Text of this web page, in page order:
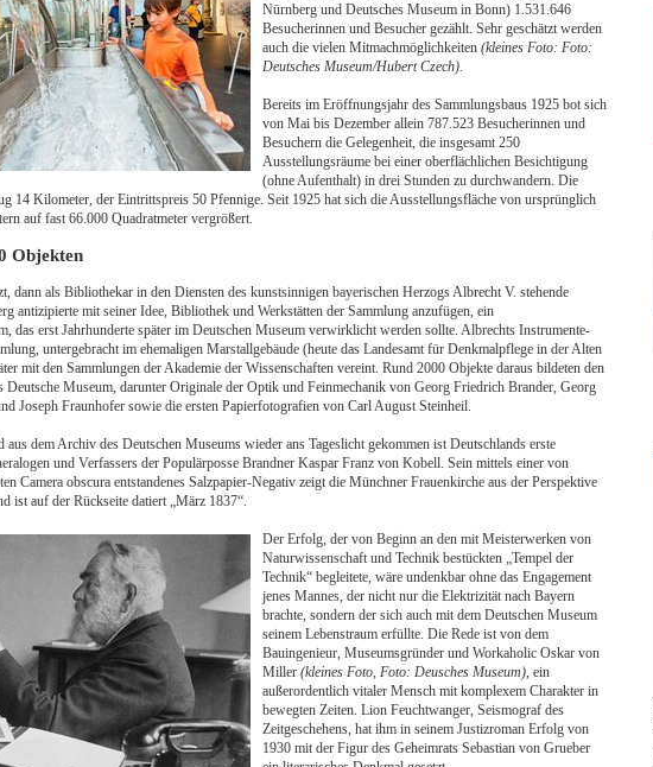
Nürnberg und Deutsches Museum in Bonn) 1.531.646
Besucherinnen und Besucher gezählt. Sehr geschätzt werden
auch die vielen Mitmachmöglichkeiten (kleines Foto: Foto:
Deutsches Museum/Hubert Czech).
Bereits im Eröffnungsjahr des Sammlungsbaus 1925 bot sich
von Mai bis Dezember allein 787.523 Besucherinnen und
Besuchern die Gelegenheit, die insgesamt 250
Ausstellungsräume bei einer oberflächlichen Besichtigung
(ohne Aufenthalt) in drei Stunden zu durchwandern. Die
14 Kilometer, der Eintrittspreis 50 Pfennige. Seit 1925 hat sich die Ausstellungsfläche von ursprünglich
auf fast 66.000 Quadratmeter vergrößert.
Objekten
dann als Bibliothekar in den Diensten des kunstsinnigen bayerischen Herzogs Albrecht V. stehende
antizipierte mit seiner Idee, Bibliothek und Werkstätten der Sammlung anzufügen, ein
das erst Jahrhunderte später im Deutschen Museum verwirklicht werden sollte. Albrechts Instrumente-
untergebracht im ehemaligen Marstallgebäude (heute das Landesamt für Denkmalpflege in der Alten
mit den Sammlungen der Akademie der Wissenschaften vereint. Rund 2000 Objekte daraus bildeten den
Deutsche Museum, darunter Originale der Optik und Feinmechanik von Georg Friedrich Brander, Georg
Joseph Fraunhofer sowie die ersten Papierfotografien von Carl August Steinheil.
aus dem Archiv des Deutschen Museums wieder ans Tageslicht gekommen ist Deutschlands erste
und Verfassers der Populärposse Brandner Kaspar Franz von Kobell. Sein mittels einer von
Camera obscura entstandenes Salzpapier-Negativ zeigt die Münchner Frauenkirche aus der Perspektive
ist auf der Rückseite datiert „März 1837“.
Der Erfolg, der von Beginn an den mit Meisterwerken von
Naturwissenschaft und Technik bestückten „Tempel der
Technik“ begleitete, wäre undenkbar ohne das Engagement
jenes Mannes, der nicht nur die Elektrizität nach Bayern
brachte, sondern der sich auch mit dem Deutschen Museum
seinem Lebenstraum erfüllte. Die Rede ist von dem
Bauingenieur, Museumsgründer und Workaholic Oskar von
Miller (kleines Foto, Foto: Deusches Museum), ein
außerordentlich vitaler Mensch mit komplexem Charakter in
bewegten Zeiten. Lion Feuchtwanger, Seismograf des
Zeitgeschehens, hat ihm in seinem Justizroman Erfolg von
1930 mit der Figur des Geheimrats Sebastian von Grueber